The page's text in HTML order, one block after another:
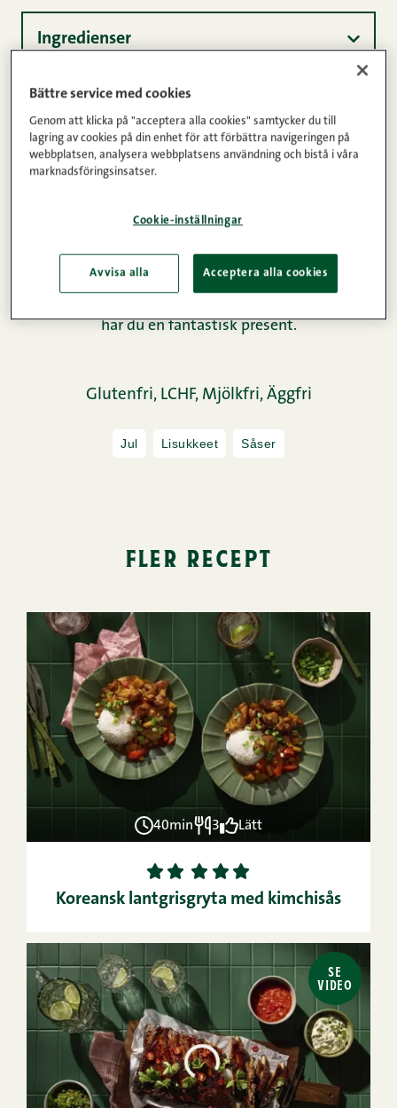
Ingredienser
Näringsinnehåll
maträtter eller som salladsdressing. Du kan också
har du en fantastisk present.
Glutenfri, LCHF, Mjölkfri, Äggfri
Jul Lisukkeet Såser
fler recept
40min 3 Lätt
1 2 3 4
5
Koreansk lantgrisgryta med kimchisås
SE
VIDEO
Bättre service med cookies
Genom att klicka på "acceptera alla cookies" samtycker du till
lagring av cookies på din enhet för att förbättra navigeringen på
webbplatsen, analysera webbplatsens användning och bistå i våra
marknadsföringsinsatser.
Cookie-inställningar
Avvisa alla Acceptera alla cookies